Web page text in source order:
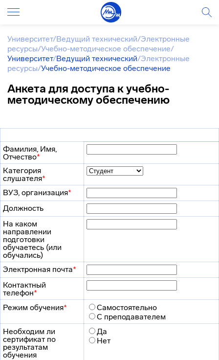
Университет/Ведущий технический/Электронные
ресурсы/Учебно-методическое обеспечение/
Университет/Ведущий технический/Электронные
ресурсы/Учебно-методическое обеспечение
Анкета для доступа к учебно-
методическому обеспечению
Фамилия, Имя,
Отчество*
Категория
слушателя*
ВУЗ, организация*
Должность
На каком
направлении
подготовки
обучаетесь (или
обучались)
Электронная почта*
Контактный
телефон*
Режим обучения*
Самостоятельно
С преподавателем
Необходим ли
сертификат по
результатам
обучения
Да
Нет